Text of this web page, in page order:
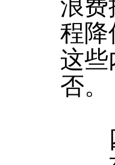
浪费
程降
这些
否。
四